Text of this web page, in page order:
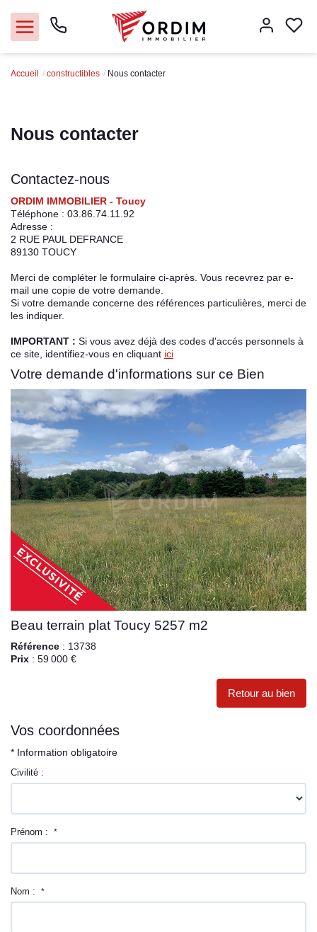
Acheter
Vendre
Immobilier pro
Faire gérer
Syndic
Espace client
Accueil constructibles Nous contacter
Nous contacter
Contactez-nous
ORDIM IMMOBILIER - Toucy
Téléphone : 03.86.74.11.92
Adresse :
2 RUE PAUL DEFRANCE
89130 TOUCY
Merci de compléter le formulaire ci-après. Vous recevrez par e-
mail une copie de votre demande.
Si votre demande concerne des références particulières, merci de
les indiquer.
IMPORTANT : Si vous avez déjà des codes d'accés personnels à
ce site, identifiez-vous en cliquant ici
Votre demande d'informations sur ce Bien
Beau terrain plat Toucy 5257 m2
Référence : 13738
Prix : 59 000 €
Retour au bien
Vos coordonnées
* Information obligatoire
Civilité :
Prénom : *
Nom : *